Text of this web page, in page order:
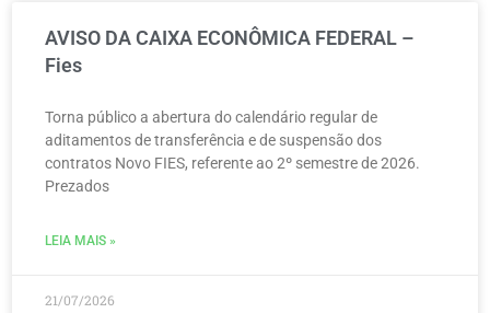
AVISO DA CAIXA ECONÔMICA FEDERAL –
Fies
Torna público a abertura do calendário regular de
aditamentos de transferência e de suspensão dos
contratos Novo FIES, referente ao 2º semestre de 2026.
Prezados
LEIA MAIS »
21/07/2026